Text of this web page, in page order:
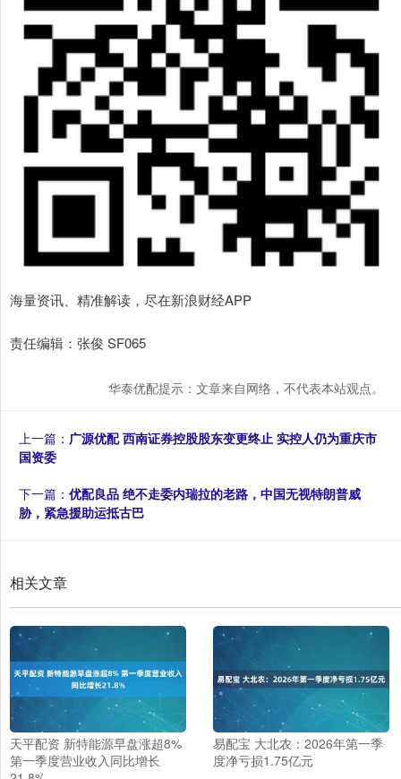
海量资讯、精准解读，尽在新浪财经APP
责任编辑：张俊 SF065
华泰优配提示：文章来自网络，不代表本站观点。
上一篇： 广源优配 西南证券控股股东变更终止 实控人仍为重庆市
国资委
下一篇： 优配良品 绝不走委内瑞拉的老路，中国无视特朗普威
胁，紧急援助运抵古巴
相关文章
天平配资 新特能源早盘涨超8%
第一季度营业收入同比增长
易配宝 大北农：2026年第一季
度净亏损1.75亿元